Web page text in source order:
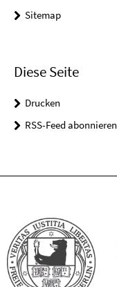
Sitemap
Diese Seite
Drucken
RSS-Feed abonnieren